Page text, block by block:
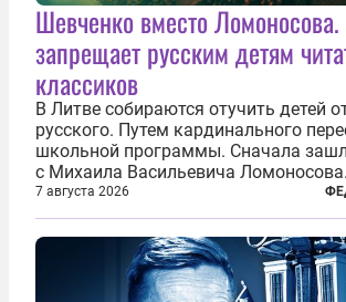
Шевченко вместо
запрещает русским детям
классиков
В Литве собираются отучить детей
русского. Путем кардинального
школьной программы. Сначала
с Михаила Васильевича
правительства Литвы Миндаугас
предложил исключить его тексты
общего образования. Мотивировал
7 августа 2026